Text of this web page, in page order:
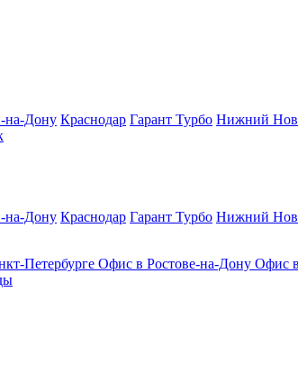
на-Дону Краснодар Гарант Турбо Нижний
на-Дону Краснодар Гарант Турбо Нижний
Петербурге Офис в Ростове-на-Дону Офис